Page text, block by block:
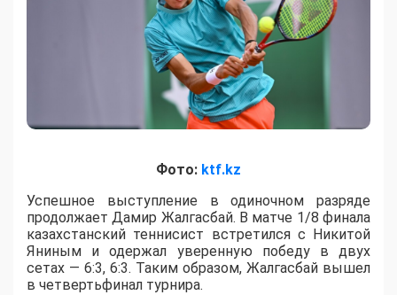
Фото: ktf.kz
Успешное выступление в одиночном разряде
продолжает Дамир Жалгасбай. В матче 1/8 финала
казахстанский теннисист встретился с Никитой
Яниным и одержал уверенную победу в двух
сетах — 6:3, 6:3. Таким образом, Жалгасбай вышел
в четвертьфинал турнира.